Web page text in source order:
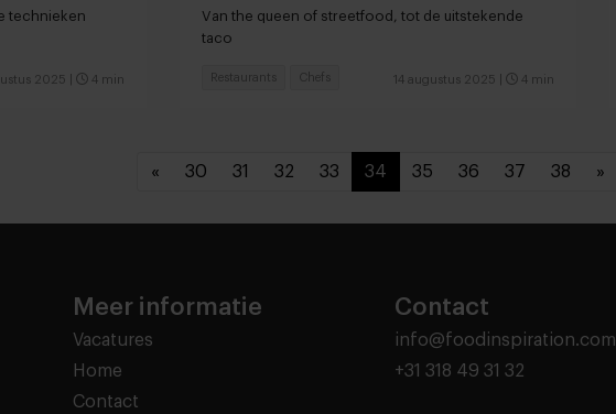
technieken
2025 4 min
Van the queen of streetfood, tot de uitstekende
taco
14 augustus 2025 4 min
Restaurants Chefs
« 30 31 32 33 34 35 36 37 38 »
Meer informatie
Vacatures
Home
Contact
Contact
info@foodinspiration.com
+31 318 49 31 32